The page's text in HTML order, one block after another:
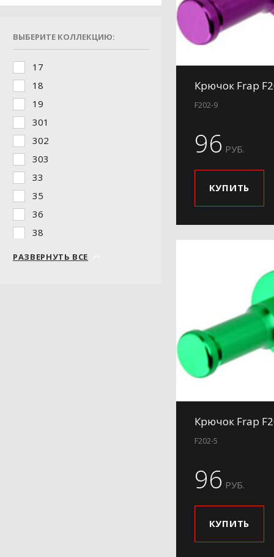
ВЫБЕРИТЕ КОЛЛЕКЦИЮ:
17
18
19
301
302
303
33
35
36
38
РАЗВЕРНУТЬ ВСЕ
Крючок Frap
F202-9
96 РУБ.
КУПИТЬ
Крючок Frap
F202-5
96 РУБ.
КУПИТЬ